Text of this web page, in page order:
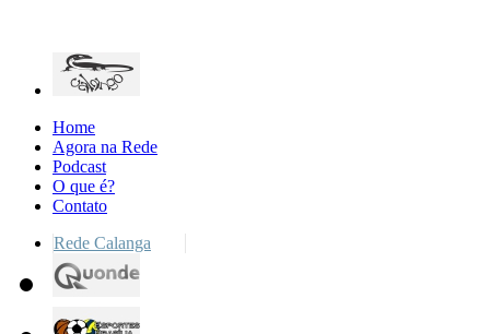
Home
Agora na Rede
Podcast
O que é?
Contato
Rede Calanga